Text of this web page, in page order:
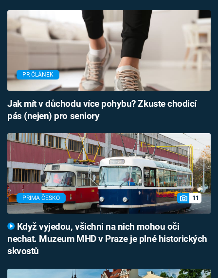
PR ČLÁNEK
Jak mít v důchodu více pohybu? Zkuste chodicí
pás (nejen) pro seniory
PRIMA ČESKO 11
Když vyjedou, všichni na nich mohou oči
nechat. Muzeum MHD v Praze je plné historických
skvostů